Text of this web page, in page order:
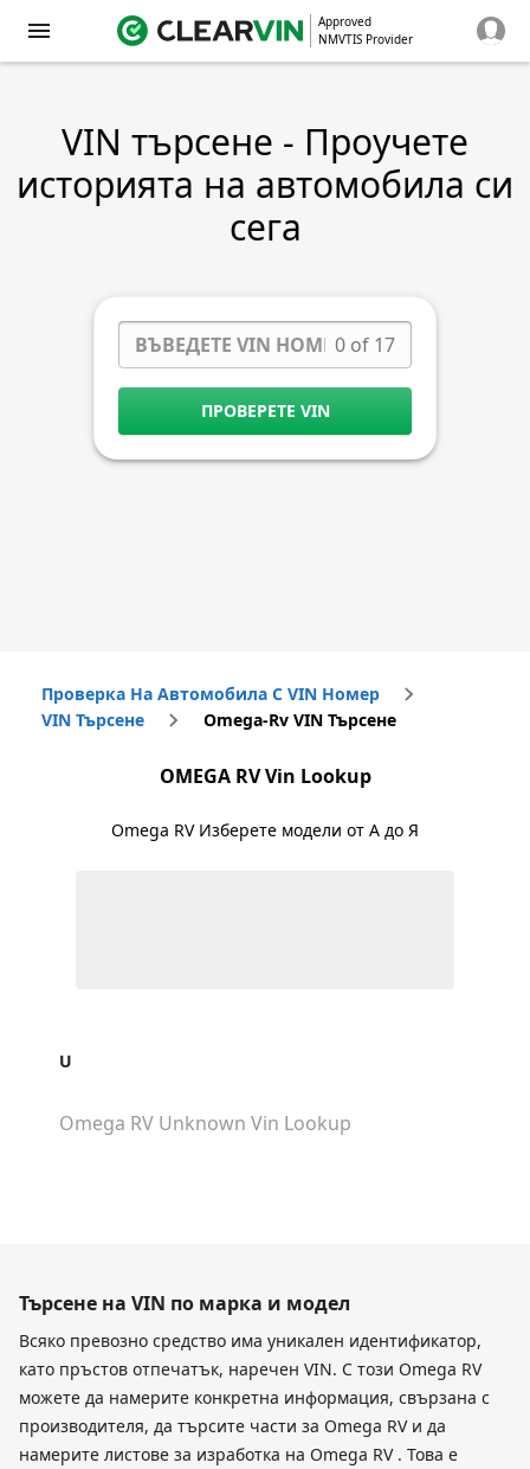
Approved
NMVTIS Provider
VIN търсене - Проучете
историята на автомобила си
сега
0 of 17
ПРОВЕРЕТЕ VIN
Проверка На Автомобила С VIN Номер
VIN Търсене
Omega-Rv VIN Търсене
OMEGA RV Vin Lookup
Omega RV Изберете модели от А до Я
U
Omega RV Unknown Vin Lookup
Търсене на VIN по марка и модел
Всяко превозно средство има уникален идентификатор,
като пръстов отпечатък, наречен VIN. С този Omega RV
можете да намерите конкретна информация, свързана с
производителя, да търсите части за Omega RV и да
намерите листове за изработка на Omega RV . Това е